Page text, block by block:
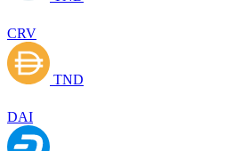
CRV
TND
DAI